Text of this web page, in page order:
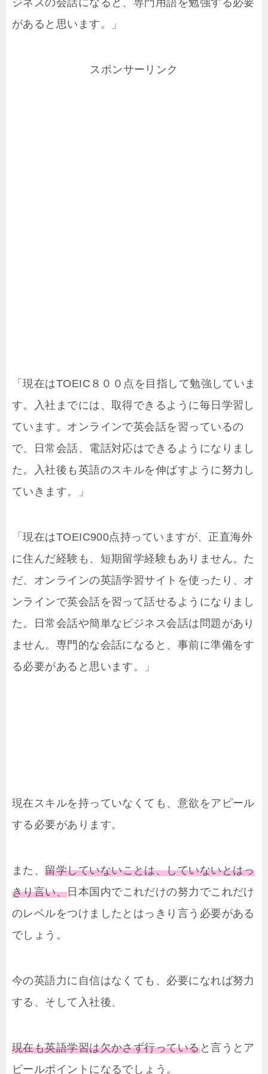
ジネスの会話になると、専門用語を勉強する必要
があると思います。」
スポンサーリンク
「現在はTOEIC８００点を目指して勉強していま
す。入社までには、取得できるように毎日学習し
ています。オンラインで英会話を習っているの
で、日常会話、電話対応はできるようになりまし
た。入社後も英語のスキルを伸ばすように努力し
ていきます。」
「現在はTOEIC900点持っていますが、正直海外
に住んだ経験も、短期留学経験もありません。た
だ、オンラインの英語学習サイトを使ったり、オ
ンラインで英会話を習って話せるようになりまし
た。日常会話や簡単なビジネス会話は問題があり
ません。専門的な会話になると、事前に準備をす
る必要があると思います。」
現在スキルを持っていなくても、意欲をアピール
する必要があります。
また、留学していないことは、していないとはっ
きり言い、 日本国内でこれだけの努力でこれだけ
のレベルをつけましたとはっきり言う必要がある
でしょう。
今の英語力に自信はなくても、必要になれば努力
する、そして入社後、
現在も英語学習は欠かさず行っていると言うとア
ピールポイントになるでしょう。